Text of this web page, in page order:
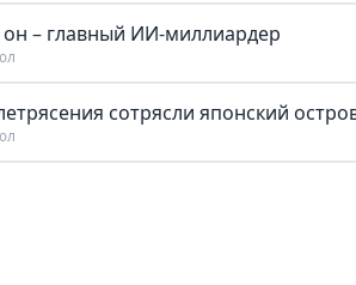
– главный ИИ-миллиардер
сотрясли японский